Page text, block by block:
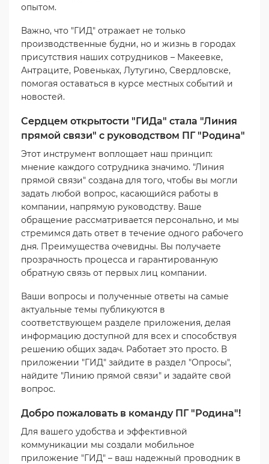
опытом.
Важно, что "ГИД" отражает не только
производственные будни, но и жизнь в городах
присутствия наших сотрудников – Макеевке,
Антраците, Ровеньках, Лутугино, Свердловске,
помогая оставаться в курсе местных событий и
новостей.
Сердцем открытости "ГИДа" стала "Линия
прямой связи" с руководством ПГ "Родина"
Этот инструмент воплощает наш принцип:
мнение каждого сотрудника значимо. "Линия
прямой связи" создана для того, чтобы вы могли
задать любой вопрос, касающийся работы в
компании, напрямую руководству. Ваше
обращение рассматривается персонально, и мы
стремимся дать ответ в течение одного рабочего
дня. Преимущества очевидны. Вы получаете
прозрачность процесса и гарантированную
обратную связь от первых лиц компании.
Ваши вопросы и полученные ответы на самые
актуальные темы публикуются в
соответствующем разделе приложения, делая
информацию доступной для всех и способствуя
решению общих задач. Работает это просто. В
приложении "ГИД" зайдите в раздел "Опросы",
найдите "Линию прямой связи" и задайте свой
вопрос.
Добро пожаловать в команду ПГ "Родина"!
Для вашего удобства и эффективной
коммуникации мы создали мобильное
приложение "ГИД" – ваш надежный проводник в